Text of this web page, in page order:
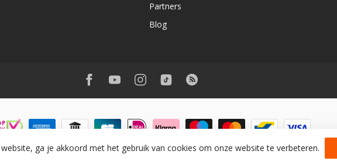
Partners
Blog
2026 Wantohave- Powered byLightspeed-Lightspeed designbyDyvelopment
ga je akkoord met het gebruik van cookies om onze website te verbeteren.